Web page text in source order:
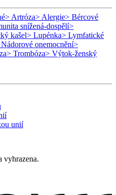
> Artróza> Alergie> Bércové
snížená-dospělí>
kašel> Lupénka> Lymfatické
onemocnění>
> Trombóza> Výtok-ženský
unií
vyhrazena.